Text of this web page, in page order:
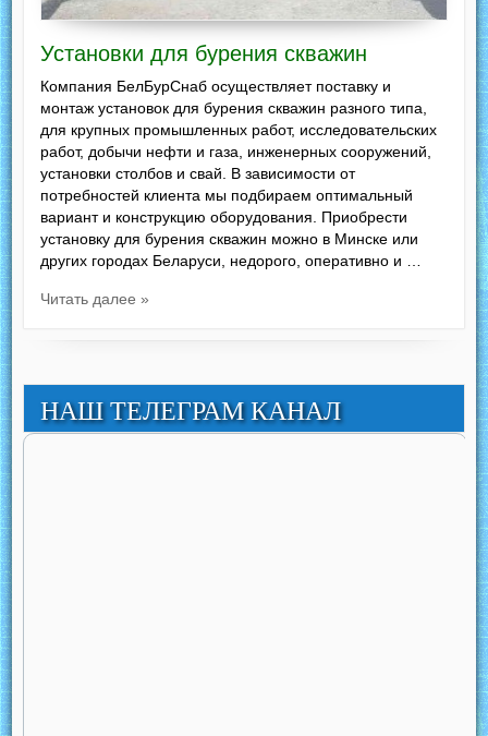
Установки для бурения скважин
Компания БелБурСнаб осуществляет поставку и
монтаж установок для бурения скважин разного типа,
для крупных промышленных работ, исследовательских
работ, добычи нефти и газа, инженерных сооружений,
установки столбов и свай. В зависимости от
потребностей клиента мы подбираем оптимальный
вариант и конструкцию оборудования. Приобрести
установку для бурения скважин можно в Минске или
других городах Беларуси, недорого, оперативно и …
Читать далее »
НАШ ТЕЛЕГРАМ КАНАЛ